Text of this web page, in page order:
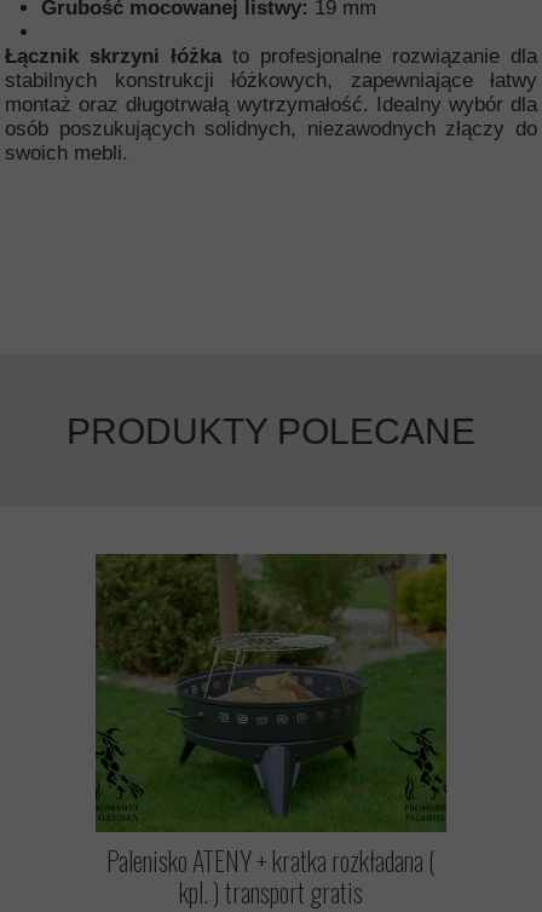
Palenisko ATENY + kratka rozkładana (
kpl. ) transport gratis
PRODUKTY POLECANE
Grubość mocowanej listwy: 19 mm
Łącznik skrzyni łóżkato profesjonalne rozwiązanie dla
stabilnych konstrukcji łóżkowych, zapewniające łatwy
montaż oraz długotrwałą wytrzymałość. Idealny wybór dla
osób poszukujących solidnych, niezawodnych złączy do
swoich mebli.